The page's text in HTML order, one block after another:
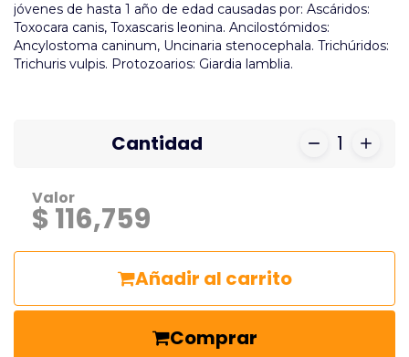
jóvenes de hasta 1 año de edad causadas por: Ascáridos:
Toxocara canis, Toxascaris leonina. Ancilostómidos:
Ancylostoma caninum, Uncinaria stenocephala. Trichúridos:
Trichuris vulpis. Protozoarios: Giardia lamblia.
Cantidad 1
Valor
$ 116,759
Añadir al carrito
Comprar